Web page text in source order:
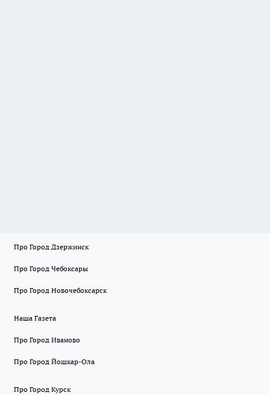
Про Город Дзержинск
Про Город Чебоксары
Про Город Новочебоксарск
Наша Газета
Про Город Иваново
Про Город Йошкар-Ола
Про Город Курск